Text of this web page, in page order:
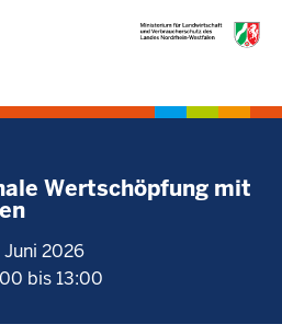
Hauptmenü
Wertschöpfung mit
Juni 2026
bis 13:00